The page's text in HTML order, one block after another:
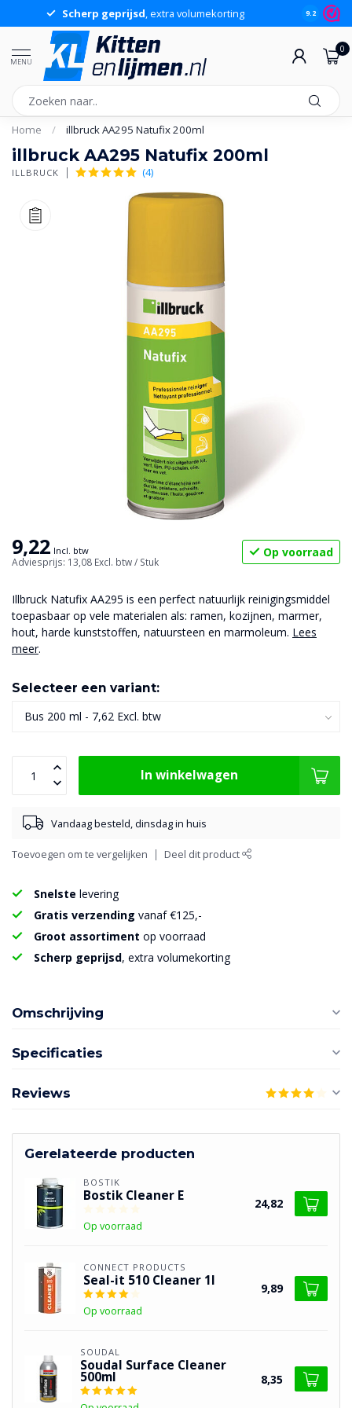
Scherp geprijsd, extra volumekorting 9.2
MENU
0
Home / illbruck AA295 Natufix 200ml
illbruck AA295 Natufix 200ml
ILLBRUCK (4)
9,22 Incl. btw
Adviesprijs: 13,08 Excl. btw/ Stuk
Op voorraad
Illbruck Natufix AA295 is een perfect natuurlijk reinigingsmiddel
toepasbaar op vele materialen als: ramen, kozijnen, marmer,
hout, harde kunststoffen, natuursteen en marmoleum. Lees
meer.
Selecteer een variant:
In winkelwagen
Vandaag besteld, dinsdag in huis
Toevoegen om te vergelijken Deel dit product
Snelste levering
Gratis verzending vanaf €125,-
Groot assortiment op voorraad
Scherp geprijsd, extra volumekorting
Omschrijving
Specificaties
Reviews
Gerelateerde producten
BOSTIK
Bostik Cleaner E
Op voorraad
24,82
CONNECT PRODUCTS
Seal-it 510 Cleaner 1l
Op voorraad
9,89
SOUDAL
Soudal Surface Cleaner
500ml 8,35